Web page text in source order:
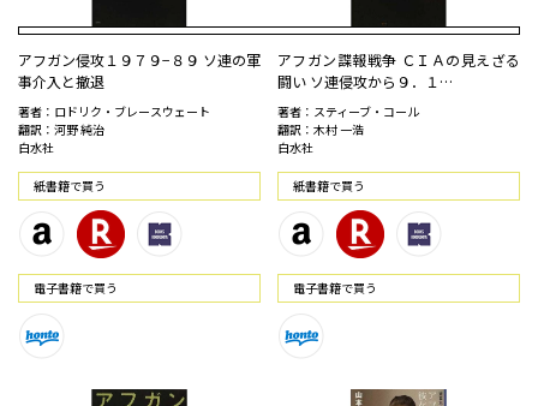
アフガン侵攻１９７９−８９ ソ連の軍
事介入と撤退
著者：ロドリク・ブレースウェート
翻訳：河野 純治
白水社
紙書籍で買う
電⼦書籍で買う
アフガン諜報戦争 ＣＩＡの見えざる
闘い ソ連侵攻から９．１…
著者：スティーブ・コール
翻訳：木村 一浩
白水社
紙書籍で買う
電⼦書籍で買う